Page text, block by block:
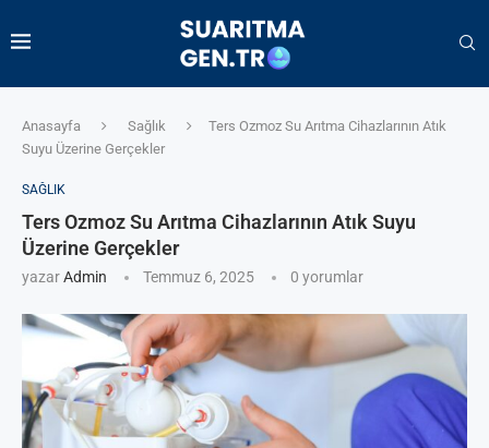
Anasayfa Sağlık
Ters Ozmoz Su Arıtma Cihazlarının Atık
Suyu Üzerine Gerçekler
SAĞLIK
Ters Ozmoz Su Arıtma Cihazlarının Atık Suyu
Üzerine Gerçekler
yazarAdmin Temmuz 6, 2025 0 yorumlar